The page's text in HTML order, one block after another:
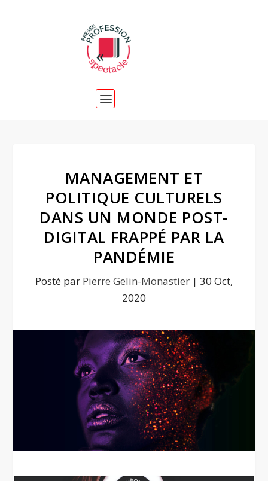
MANAGEMENT ET
POLITIQUE CULTURELS
DANS UN MONDE POST-
DIGITAL FRAPPÉ PAR LA
PANDÉMIE
Posté par Pierre Gelin-Monastier | 30 Oct,
2020